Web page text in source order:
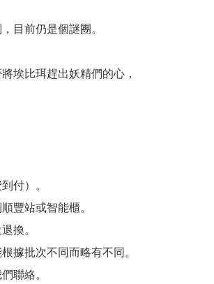
目前仍是個謎團。
埃比珥趕出妖精們的心，
付）。
豐站或智能櫃。
換。
據批次不同而略有不同。
聯絡。